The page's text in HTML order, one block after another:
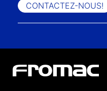
CONTACTEZ-NOUS!